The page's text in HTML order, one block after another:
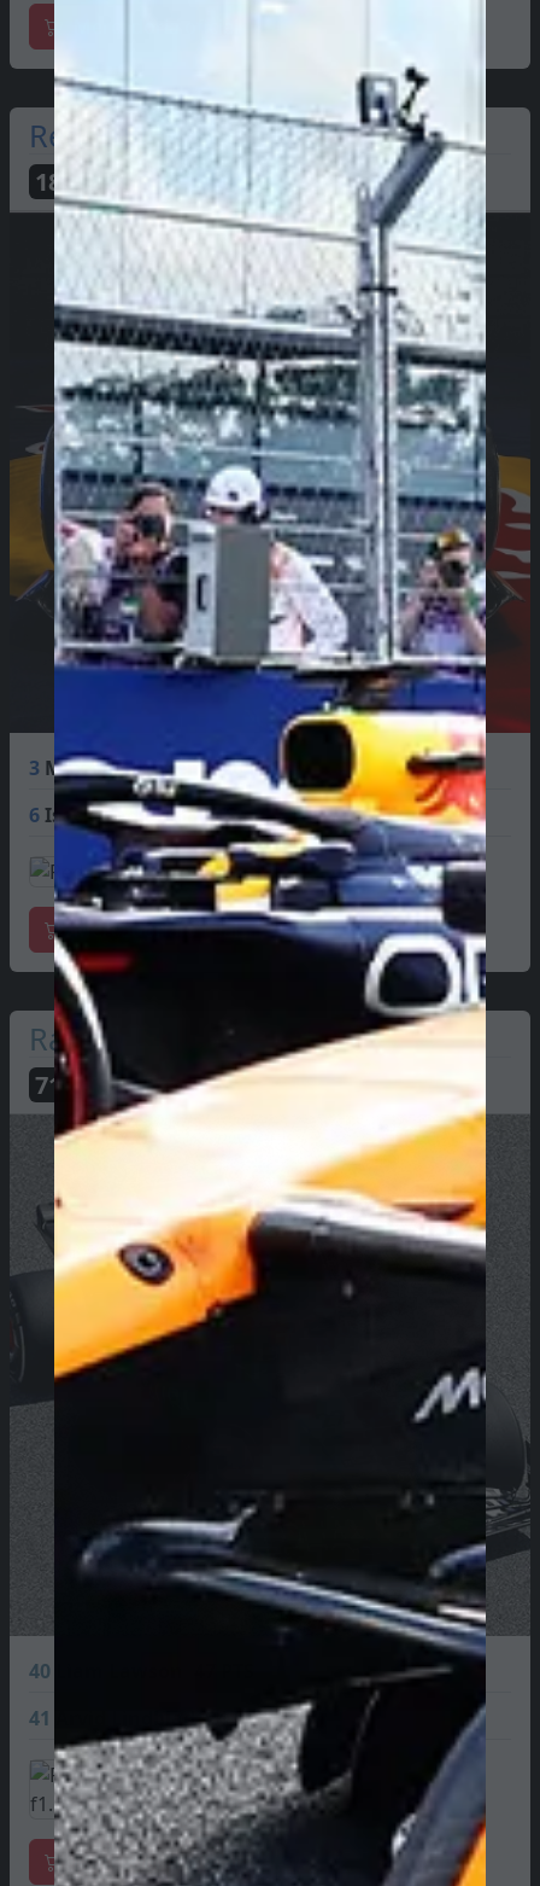
Red Bull
188PTS
3 Max Verstappen 120 PTS
6Isack Hadjar 68 PTS
Mercadoria oficial
Racing Bulls
71PTS
40
41
Arvid Lindblad 24 PTS
Mercadoria oficial